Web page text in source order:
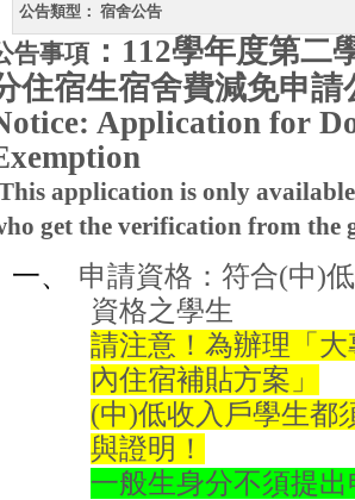
公告類型： 宿舍公告
告事項 ： 112學年度第二
住宿生宿舍費減免申請
Application for
application is only
get the verification from the
一、 申請資格：符合(中)
資格之學生
請注意！為辦理「
內住宿補貼方案」
(中)低收入戶學生都
與證明！
一般生身分不須提出